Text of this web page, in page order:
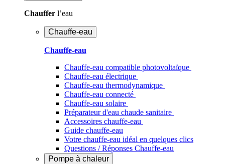
Chauffer l’eau
Chauffe-eau
Chauffe-eau
Chauffe-eau compatible photovoltaïque
Chauffe-eau électrique
Chauffe-eau thermodynamique
Chauffe-eau connecté
Chauffe-eau solaire
Préparateur d'eau chaude sanitaire
Accessoires chauffe-eau
Guide chauffe-eau
Votre chauffe-eau idéal en quelques clics
Questions / Réponses Chauffe-eau
Pompe à chaleur